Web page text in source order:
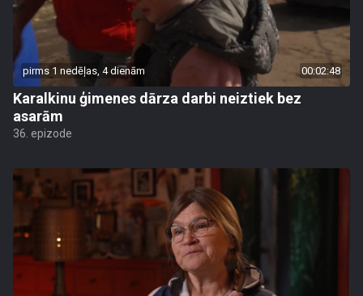
pirms 1 nedēļas, 4 dienām 00:02:48
Karalkinu ģimenes dārza darbi neiztiek bez
asarām
36. epizode